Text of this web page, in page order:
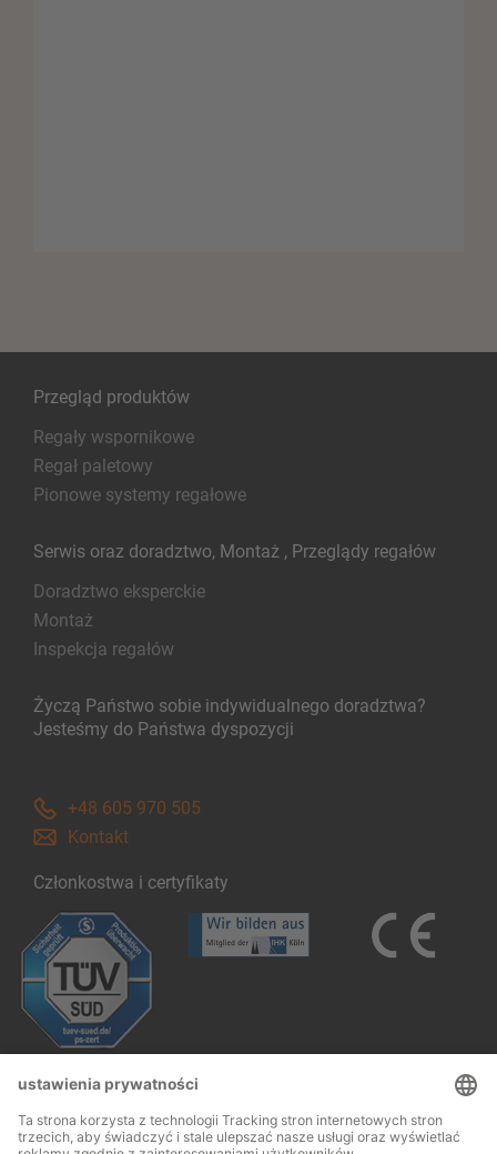
Przegląd produktów
Regały wspornikowe
Regał paletowy
Pionowe systemy regałowe
Serwis oraz doradztwo, Montaż , Przeglądy regałów
Doradztwo eksperckie
Montaż
Inspekcja regałów
Życzą Państwo sobie indywidualnego doradztwa?
Jesteśmy do Państwa dyspozycji
+48 605 970 505
Kontakt
Członkostwa i certyfikaty
Follow us: